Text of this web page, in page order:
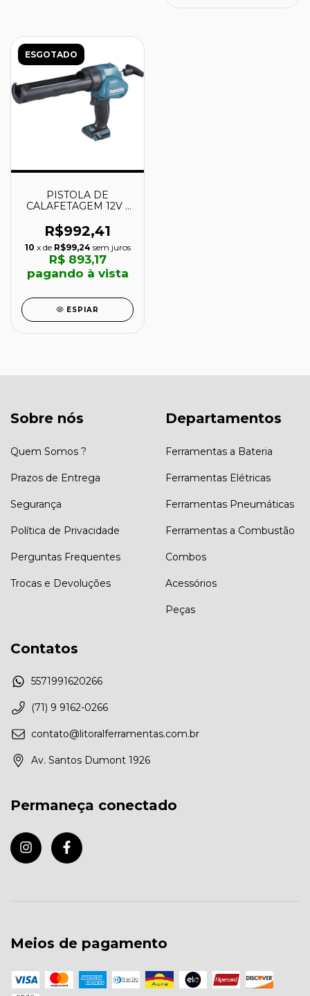
ESGOTADO
PISTOLA DE
CALAFETAGEM 12V -
R$992,41
10 x de R$99,24 sem juros
R$ 893,17
pagando à vista
ESPIAR
Sobre nós
Quem Somos ?
Prazos de Entrega
Segurança
Política de Privacidade
Perguntas Frequentes
Trocas e Devoluções
Departamentos
Ferramentas a Bateria
Ferramentas Elétricas
Ferramentas Pneumáticas
Ferramentas a Combustão
Combos
Acessórios
Peças
Contatos
5571991620266
(71) 9 9162-0266
contato@litoralferramentas.com.br
Av. Santos Dumont 1926
Permaneça conectado
Meios de pagamento